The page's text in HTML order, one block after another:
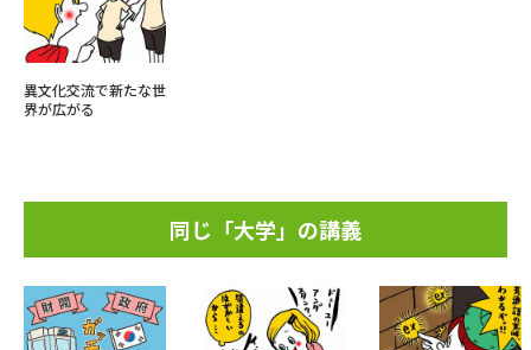
異文化交流で新たな世
界が広がる
同じ「大学」の講義